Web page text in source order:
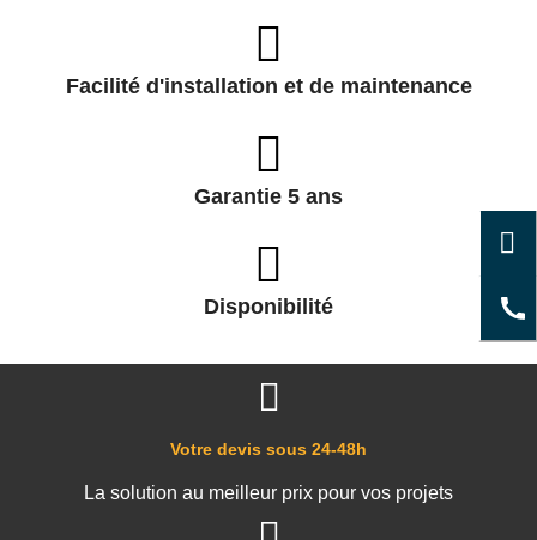
Facilité d'installation et de maintenance
Garantie 5 ans
Disponibilité
Votre devis sous 24-48h
La solution au meilleur prix pour vos projets